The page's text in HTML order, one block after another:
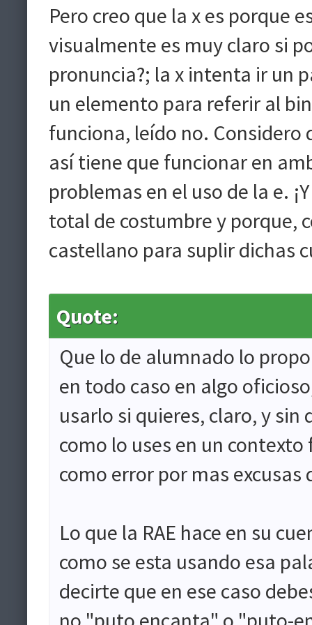
Pero creo que la x es porque
visualmente es muy claro si
pronuncia?; la x intenta ir un
un elemento para referir al
funciona, leído no.
así tiene que funcionar en
problemas en el uso de la e.
total de costumbre y porque,
castellano para suplir dichas
Quote:
Que lo de alumnado lo
en todo caso en algo
usarlo si quieres, claro, y
como lo uses en un
como error por mas excusas
Lo que la RAE hace en su
como se esta usando esa
decirte que en ese caso